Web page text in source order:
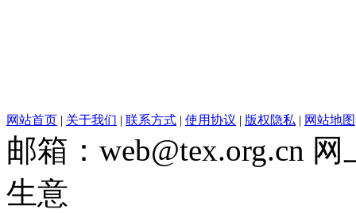
网站首页 | 关于我们 | 联系方式 | 使用协议 | 版权隐私 | 网站地图
邮箱：web@tex.org.cn
生意